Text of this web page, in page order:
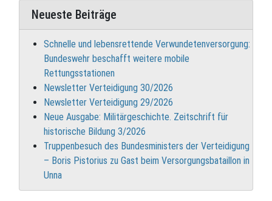
Neueste Beiträge
Schnelle und lebensrettende Verwundetenversorgung:
Bundeswehr beschafft weitere mobile
Rettungsstationen
Newsletter Verteidigung 30/2026
Newsletter Verteidigung 29/2026
Neue Ausgabe: Militärgeschichte. Zeitschrift für
historische Bildung 3/2026
Truppenbesuch des Bundesministers der Verteidigung
– Boris Pistorius zu Gast beim Versorgungsbataillon in
Unna